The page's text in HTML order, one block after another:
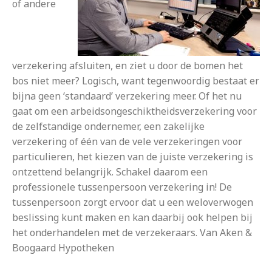
of andere
verzekering afsluiten, en ziet u door de bomen het
bos niet meer? Logisch, want tegenwoordig bestaat er
bijna geen ‘standaard’ verzekering meer. Of het nu
gaat om een arbeidsongeschiktheidsverzekering voor
de zelfstandige ondernemer, een zakelijke
verzekering of één van de vele verzekeringen voor
particulieren, het kiezen van de juiste verzekering is
ontzettend belangrijk. Schakel daarom een
professionele tussenpersoon verzekering in! De
tussenpersoon zorgt ervoor dat u een weloverwogen
beslissing kunt maken en kan daarbij ook helpen bij
het onderhandelen met de verzekeraars. Van Aken &
Boogaard Hypotheken